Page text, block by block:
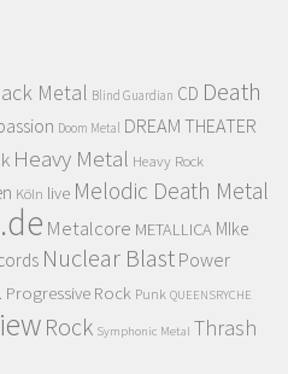
Metal Blind Guardian CD Death
Doom Metal DREAM THEATER
Heavy Metal Heavy Rock
Köln live Melodic Death Metal
Metalcore METALLICA MIke
Nuclear Blast Power
Progressive Rock Punk QUEENSRYCHE
Rock Symphonic Metal Thrash